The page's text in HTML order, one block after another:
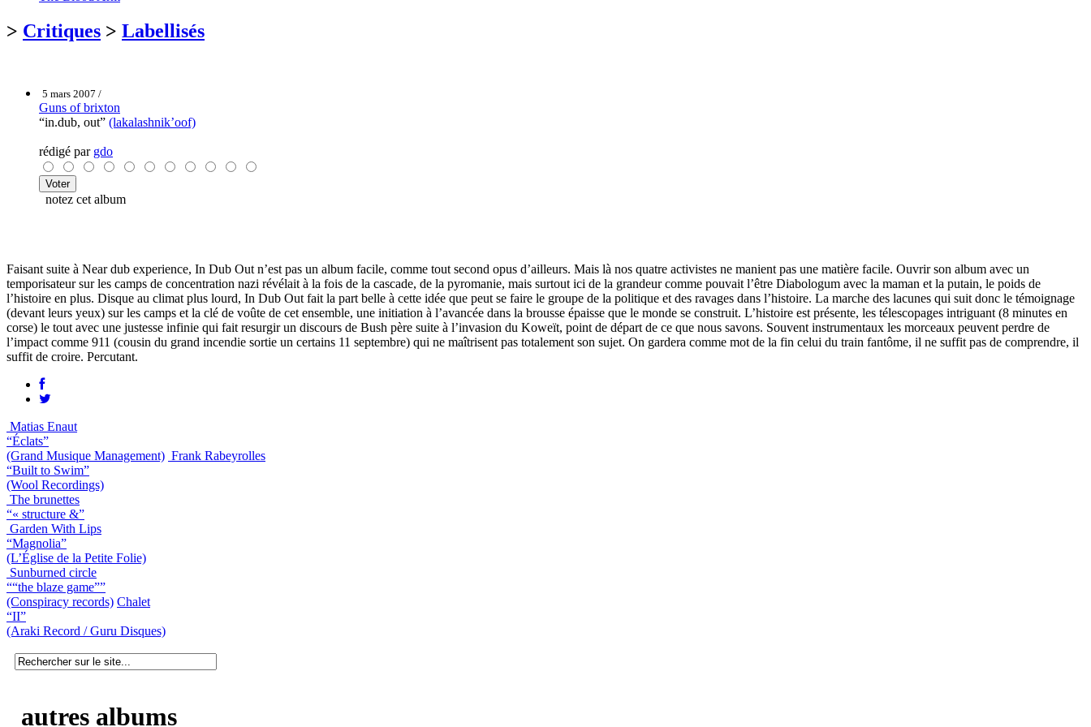
> Critiques > Labellisés
5 mars 2007 /
Guns of brixton
“in.dub, out” (lakalashnik’oof)
rédigé par gdo
notez cet album
Faisant suite à Near dub experience, In Dub Out n’est pas un album facile, comme tout second opus d’ailleurs. Mais là nos quatre activistes ne manient pas une matière facile. Ouvrir son album avec un
temporisateur sur les camps de concentration nazi révélait à la fois de la cascade, de la pyromanie, mais surtout ici de la grandeur comme pouvait l’être Diabologum avec la maman et la putain, le poids de
l’histoire en plus. Disque au climat plus lourd, In Dub Out fait la part belle à cette idée que peut se faire le groupe de la politique et des ravages dans l’histoire. La marche des lacunes qui suit donc le témoignage
(devant leurs yeux) sur les camps et la clé de voûte de cet ensemble, une initiation à l’avancée dans la brousse épaisse que le monde se construit. L’histoire est présente, les télescopages intriguant (8 minutes en
corse) le tout avec une justesse infinie qui fait resurgir un discours de Bush père suite à l’invasion du Koweït, point de départ de ce que nous savons. Souvent instrumentaux les morceaux peuvent perdre de
l’impact comme 911 (cousin du grand incendie sortie un certains 11 septembre) qui ne maîtrisent pas totalement son sujet. On gardera comme mot de la fin celui du train fantôme, il ne suffit pas de comprendre, il
suffit de croire. Percutant.
Matias Enaut
“Éclats”
(Grand Musique Management) Frank Rabeyrolles
“Built to Swim”
(Wool Recordings)
The brunettes
“« structure &”
Garden With Lips
“Magnolia”
(L’Église de la Petite Folie)
Sunburned circle
““the blaze game””
(Conspiracy records) Chalet
“II”
(Araki Record / Guru Disques)
autres albums